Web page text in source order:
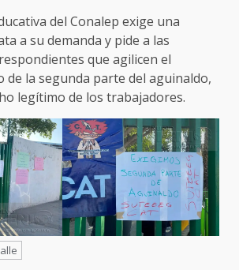
del Conalep exige una
a su demanda y pide a las
que agilicen el
de la segunda parte del aguinaldo,
legítimo de los trabajadores.